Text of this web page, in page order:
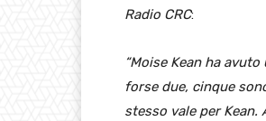
Radio CRC:
“Moise Kean ha
forse due, cinque
stesso vale per